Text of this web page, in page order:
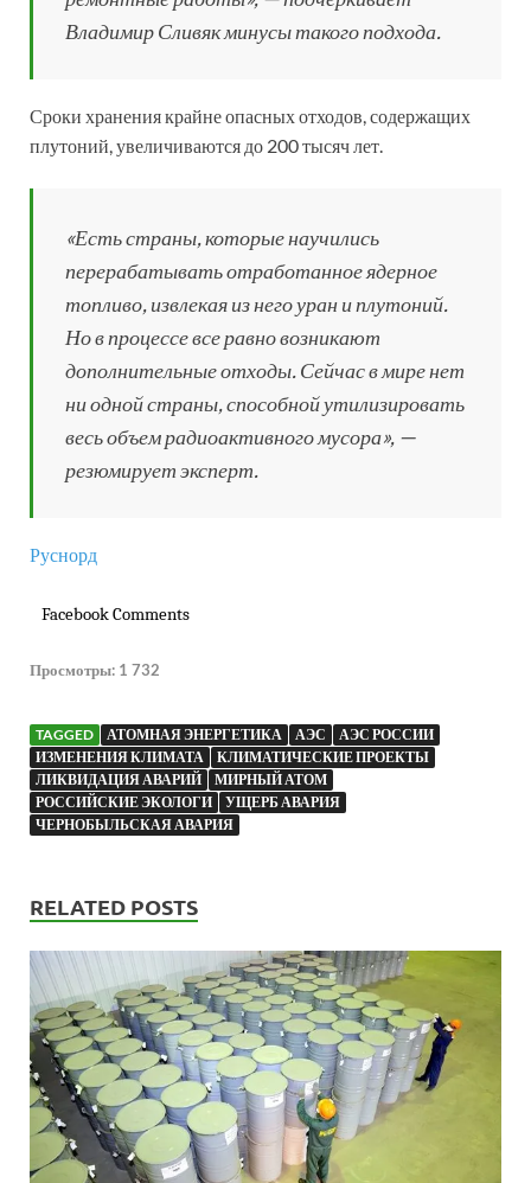
Владимир Сливяк минусы такого подхода.
Сроки хранения крайне опасных отходов, содержащих
плутоний, увеличиваются до 200 тысяч лет.
«Есть страны, которые научились
перерабатывать отработанное ядерное
топливо, извлекая из него уран и плутоний.
Но в процессе все равно возникают
дополнительные отходы. Сейчас в мире нет
ни одной страны, способной утилизировать
весь объем радиоактивного мусора», —
резюмирует эксперт.
Руснорд
Facebook Comments
Просмотры: 1 732
TAGGED АТОМНАЯ ЭНЕРГЕТИКА АЭС
АЭС РОССИИ
ИЗМЕНЕНИЯ КЛИМАТА
КЛИМАТИЧЕСКИЕ ПРОЕКТЫ
ЛИКВИДАЦИЯ АВАРИЙ
МИРНЫЙ АТОМ
РОССИЙСКИЕ ЭКОЛОГИ
УЩЕРБ АВАРИЯ
ЧЕРНОБЫЛЬСКАЯ АВАРИЯ
RELATED POSTS